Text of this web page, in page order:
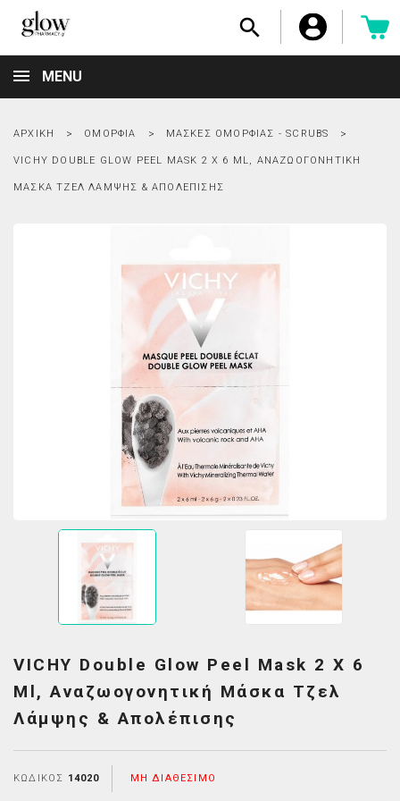

MENU
ΑΡΧΙΚΉ ΟΜΟΡΦΙΆ ΜΆΣΚΕΣ ΟΜΟΡΦΙΆΣ - SCRUBS
VICHY DOUBLE GLOW PEEL MASK 2 X 6 ML, ΑΝΑΖΩΟΓΟΝΗΤΙΚΉ
ΜΆΣΚΑ ΤΖΕΛ ΛΆΜΨΗΣ & ΑΠΟΛΈΠΙΣΗΣ
VICHY Double Glow Peel Mask 2 X 6
Ml, Αναζωογονητική Μάσκα Τζελ
Λάμψης & Απολέπισης
ΚΩΔΙΚΌΣ 14020 ΜΗ ΔΙΑΘΈΣΙΜΟ